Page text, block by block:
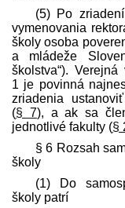
(5) Po
vymenovania
školy osoba
a mládeže
školstva“).
1 je povinná
zriadenia
(§ 7), a ak sa
jednotlivé fakulty (§
§ 6 Rozsah
školy
(1) Do
školy patrí